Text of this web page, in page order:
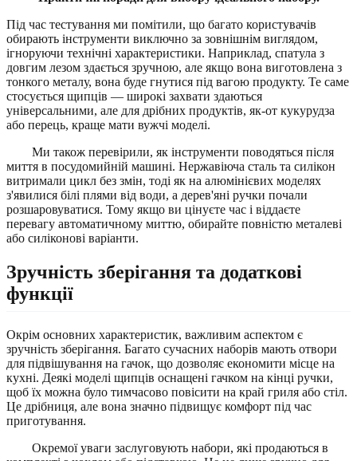
Під час тестування ми помітили, що багато користувачів
обирають інструменти виключно за зовнішнім виглядом,
ігноруючи технічні характеристики. Наприклад, спатула з
довгим лезом здається зручною, але якщо вона виготовлена з
тонкого металу, вона буде гнутися під вагою продукту. Те саме
стосується щипців — широкі захвати здаються
універсальними, але для дрібних продуктів, як-от кукурудза
або перець, краще мати вужчі моделі.
Ми також перевірили, як інструменти поводяться після
миття в посудомийній машині. Нержавіюча сталь та силікон
витримали цикл без змін, тоді як на алюмінієвих моделях
з'явилися білі плями від води, а дерев'яні ручки почали
розшаровуватися. Тому якщо ви цінуєте час і віддаєте
перевагу автоматичному миттю, обирайте повністю металеві
або силіконові варіанти.
Зручність зберігання та додаткові
функції
Окрім основних характеристик, важливим аспектом є
зручність зберігання. Багато сучасних наборів мають отвори
для підвішування на гачок, що дозволяє економити місце на
кухні. Деякі моделі щипців оснащені гачком на кінці ручки,
щоб їх можна було тимчасово повісити на край гриля або стіл.
Це дрібниця, але вона значно підвищує комфорт під час
приготування.
Окремої уваги заслуговують набори, які продаються в